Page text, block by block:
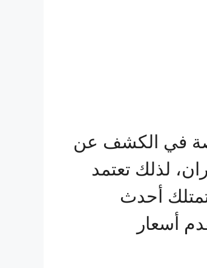
في الكشف عن
لذلك تعتمد
أحدث
أسعار